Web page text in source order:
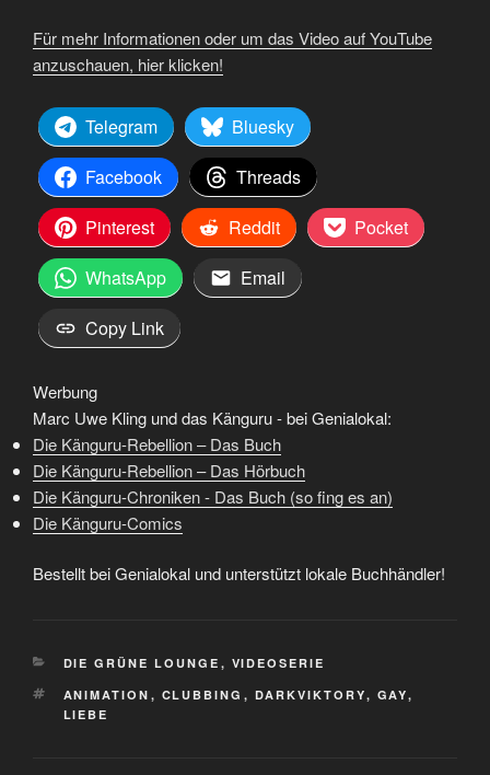
Für mehr Informationen oder um das Video auf YouTube
anzuschauen, hier klicken!
Telegram
Bluesky
Facebook
Threads
Pinterest
Reddit
Pocket
WhatsApp
Email
Copy Link
Werbung
Marc Uwe Kling und das Känguru - bei Genialokal:
Die Känguru-Rebellion – Das Buch
Die Känguru-Rebellion – Das Hörbuch
Die Känguru-Chroniken - Das Buch (so fing es an)
Die Känguru-Comics
Bestellt bei Genialokal und unterstützt lokale Buchhändler!
KATEGORIEN
DIE GRÜNE LOUNGE , VIDEOSERIE
SCHLAGWÖRTER
ANIMATION , CLUBBING , DARKVIKTORY, GAY,
LIEBE